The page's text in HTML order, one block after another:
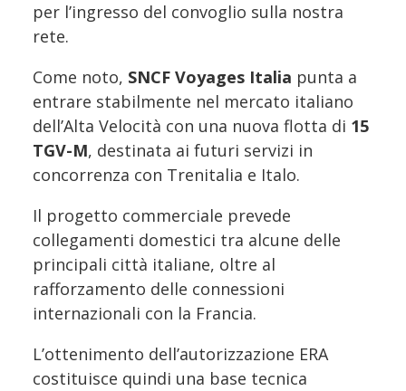
per l’ingresso del convoglio sulla nostra
rete.
Come noto, SNCF Voyages Italia punta a
entrare stabilmente nel mercato italiano
dell’Alta Velocità con una nuova flotta di 15
TGV-M, destinata ai futuri servizi in
concorrenza con Trenitalia e Italo.
Il progetto commerciale prevede
collegamenti domestici tra alcune delle
principali città italiane, oltre al
rafforzamento delle connessioni
internazionali con la Francia.
L’ottenimento dell’autorizzazione ERA
costituisce quindi una base tecnica